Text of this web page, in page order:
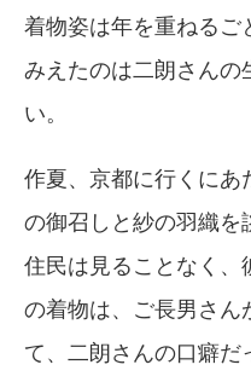
着物姿は年を重ねるご
みえたのは二朗さんの
い。
作夏、京都に行くにあ
の御召しと紗の羽織を
住民は見ることなく、
の着物は、ご長男さん
て、二朗さんの口癖だ